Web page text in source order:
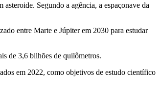
Segundo a agência, a espaçonave da
entre Marte e Júpiter em 2030 para estudar
de 3,6 bilhões de quilômetros.
em 2022, como objetivos de estudo científico